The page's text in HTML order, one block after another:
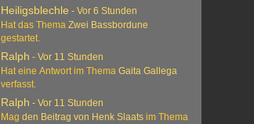
Heiligsblechle -Vor 6 Stunden
Hat das ThemaZwei Bassbordune
gestartet.
Ralph -Vor 11 Stunden
Hat eine Antwort im ThemaGaita Gallega
verfasst.
Ralph -Vor 11 Stunden
Magden Beitrag von Henk Slaats im Thema